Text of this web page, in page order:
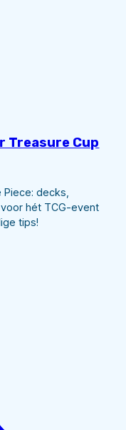
Treasure Cup
decks,
hét TCG-event
tips!